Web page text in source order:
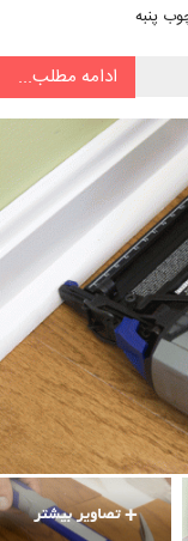
پنبه
ادامه مطلب...